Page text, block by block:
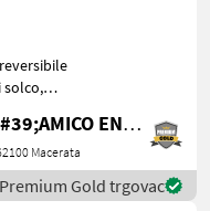
peso:
tla
D&#39;AMICO ENGLES SRL
Macerata
Premium Gold trgovac